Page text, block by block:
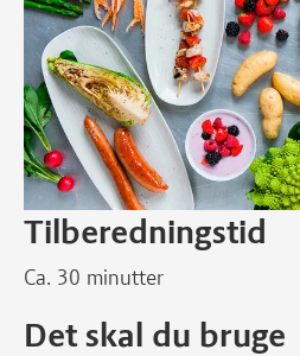
Tilberedningstid
Ca. 30 minutter
Det skal du bruge